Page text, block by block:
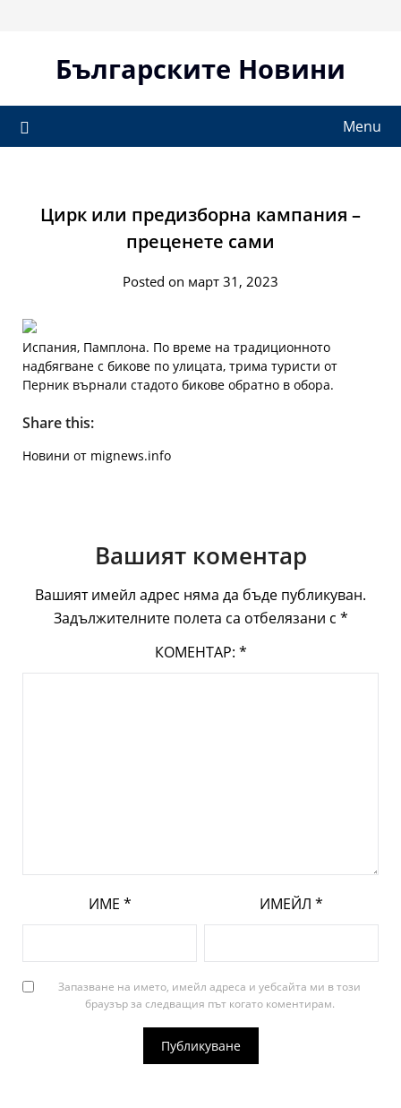
Българските Новини
Menu
Цирк или предизборна кампания –
преценете сами
Posted on март 31, 2023
Испания, Памплона. По време на традиционното
надбягване с бикове по улицата, трима туристи от
Перник върнали стадото бикове обратно в обора.
Share this:
Новини от mignews.info
Вашият коментар
Вашият имейл адрес няма да бъде публикуван.
Задължителните полета са отбелязани с *
КОМЕНТАР: *
ИМЕ * ИМЕЙЛ *
Запазване на името, имейл адреса и уебсайта ми в този
браузър за следващия път когато коментирам.